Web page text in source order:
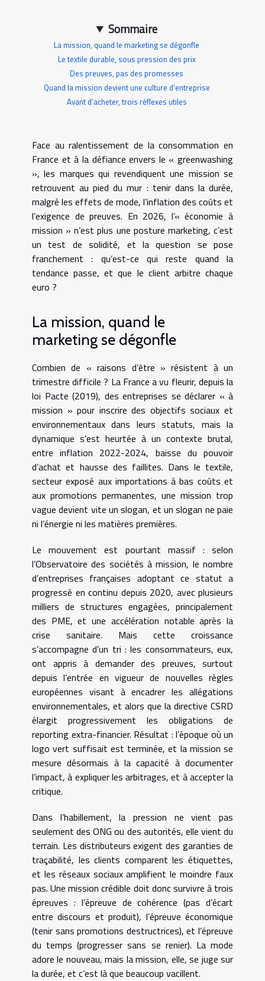
Sommaire
La mission, quand le marketing se dégonfle
Le textile durable, sous pression des prix
Des preuves, pas des promesses
Quand la mission devient une culture d’entreprise
Avant d’acheter, trois réflexes utiles
Face au ralentissement de la consommation en
France et à la défiance envers le « greenwashing
», les marques qui revendiquent une mission se
retrouvent au pied du mur : tenir dans la durée,
malgré les effets de mode, l’inflation des coûts et
l’exigence de preuves. En 2026, l’« économie à
mission » n’est plus une posture marketing, c’est
un test de solidité, et la question se pose
franchement : qu’est-ce qui reste quand la
tendance passe, et que le client arbitre chaque
euro ?
La mission, quand le
marketing se dégonfle
Combien de « raisons d’être » résistent à un
trimestre difficile ? La France a vu fleurir, depuis la
loi Pacte (2019), des entreprises se déclarer « à
mission » pour inscrire des objectifs sociaux et
environnementaux dans leurs statuts, mais la
dynamique s’est heurtée à un contexte brutal,
entre inflation 2022-2024, baisse du pouvoir
d’achat et hausse des faillites. Dans le textile,
secteur exposé aux importations à bas coûts et
aux promotions permanentes, une mission trop
vague devient vite un slogan, et un slogan ne paie
ni l’énergie ni les matières premières.
Le mouvement est pourtant massif : selon
l’Observatoire des sociétés à mission, le nombre
d’entreprises françaises adoptant ce statut a
progressé en continu depuis 2020, avec plusieurs
milliers de structures engagées, principalement
des PME, et une accélération notable après la
crise sanitaire. Mais cette croissance
s’accompagne d’un tri : les consommateurs, eux,
ont appris à demander des preuves, surtout
depuis l’entrée en vigueur de nouvelles règles
européennes visant à encadrer les allégations
environnementales, et alors que la directive CSRD
élargit progressivement les obligations de
reporting extra-financier. Résultat : l’époque où un
logo vert suffisait est terminée, et la mission se
mesure désormais à la capacité à documenter
l’impact, à expliquer les arbitrages, et à accepter la
critique.
Dans l’habillement, la pression ne vient pas
seulement des ONG ou des autorités, elle vient du
terrain. Les distributeurs exigent des garanties de
traçabilité, les clients comparent les étiquettes,
et les réseaux sociaux amplifient le moindre faux
pas. Une mission crédible doit donc survivre à trois
épreuves : l’épreuve de cohérence (pas d’écart
entre discours et produit), l’épreuve économique
(tenir sans promotions destructrices), et l’épreuve
du temps (progresser sans se renier). La mode
adore le nouveau, mais la mission, elle, se juge sur
la durée, et c’est là que beaucoup vacillent.